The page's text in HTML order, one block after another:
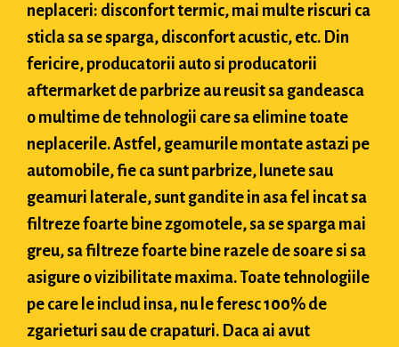
neplaceri: disconfort termic, mai multe riscuri ca
sticla sa se sparga, disconfort acustic, etc. Din
fericire, producatorii auto si producatorii
aftermarket de parbrize au reusit sa gandeasca
o multime de tehnologii care sa elimine toate
neplacerile. Astfel, geamurile montate astazi pe
automobile, fie ca sunt parbrize, lunete sau
geamuri laterale, sunt gandite in asa fel incat sa
filtreze foarte bine zgomotele, sa se sparga mai
greu, sa filtreze foarte bine razele de soare si sa
asigure o vizibilitate maxima. Toate tehnologiile
pe care le includ insa, nu le feresc 100% de
zgarieturi sau de crapaturi. Daca ai avut